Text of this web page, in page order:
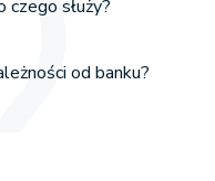
służy?
od banku?